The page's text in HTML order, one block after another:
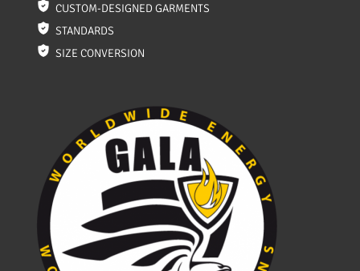
CUSTOM-DESIGNED GARMENTS
STANDARDS
SIZE CONVERSION